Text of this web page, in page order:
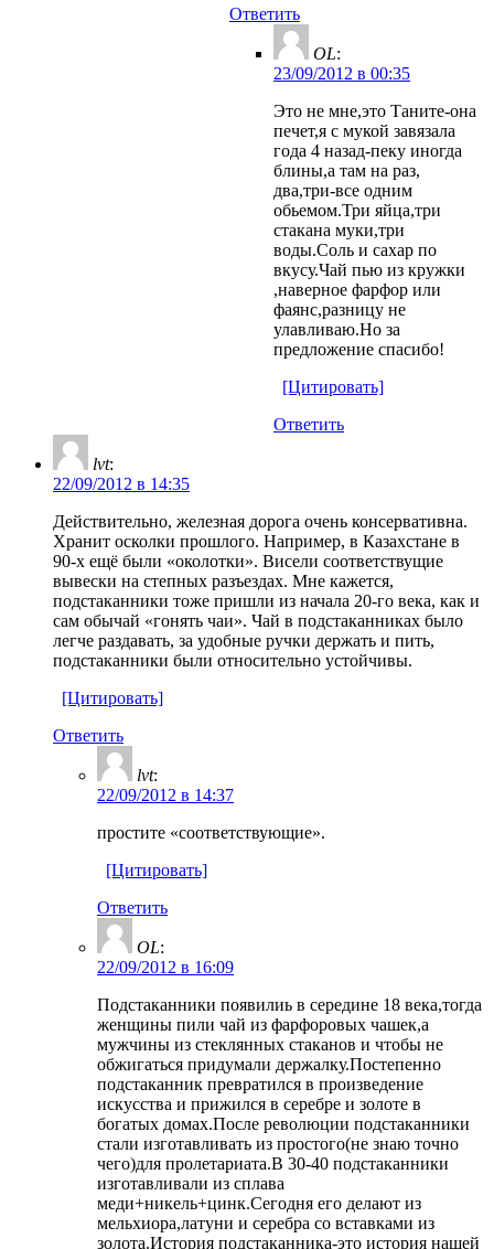
Ответить
OL:
23/09/2012 в 00:35
Это не мне,это Таните-она
печет,я с мукой завязала
года 4 назад-пеку иногда
блины,а там на раз,
два,три-все одним
обьемом.Три яйца,три
стакана муки,три
воды.Соль и сахар по
вкусу.Чай пью из кружки
,наверное фарфор или
фаянс,разницу не
улавливаю.Но за
предложение спасибо!
[Цитировать]
Ответить
lvt:
22/09/2012 в 14:35
Действительно, железная дорога очень консервативна.
Хранит осколки прошлого. Например, в Казахстане в
90-х ещё были «околотки». Висели соответствущие
вывески на степных разъездах. Мне кажется,
подстаканники тоже пришли из начала 20-го века, как и
сам обычай «гонять чаи». Чай в подстаканниках было
легче раздавать, за удобные ручки держать и пить,
подстаканники были относительно устойчивы.
[Цитировать]
Ответить
lvt:
22/09/2012 в 14:37
простите «соответствующие».
[Цитировать]
Ответить
OL:
22/09/2012 в 16:09
Подстаканники появилиь в середине 18 века,тогда
женщины пили чай из фарфоровых чашек,а
мужчины из стеклянных стаканов и чтобы не
обжигаться придумали держалку.Постепенно
подстаканник превратился в произведение
искусства и прижился в серебре и золоте в
богатых домах.После революции подстаканники
стали изготавливать из простого(не знаю точно
чего)для пролетариата.В 30-40 подстаканники
изготавливали из сплава
меди+никель+цинк.Сегодня его делают из
мельхиора,латуни и серебра со вставками из
золота.История подстаканника-это история нашей